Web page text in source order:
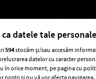
ELLE Style
ca datele tale
594stocăm și/sau accesăm
datelor cu caracter
în orice moment, pe pagina cu
noștri și nu vă vor afecta navigarea.